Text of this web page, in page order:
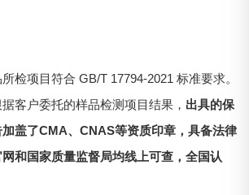
检项目符合 GB/T 17794-2021 标准要求。
客户委托的样品检测项目结果， 出具的保
盖了CMA、CNAS等资质印章，具备法律
和国家质量监督局均线上可查，全国认